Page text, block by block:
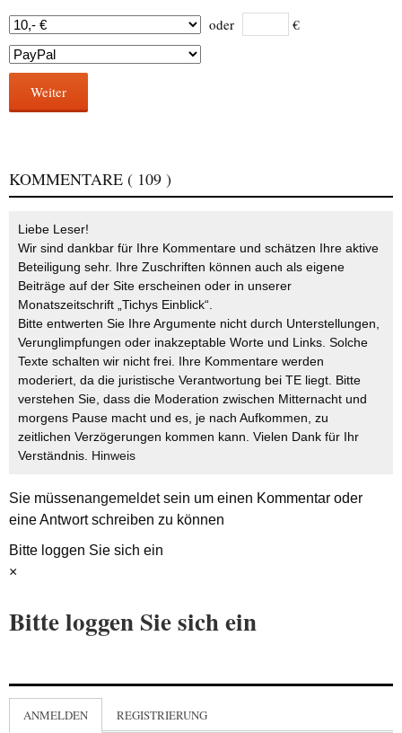
oder €
Weiter
KOMMENTARE ( 109 )
Liebe Leser!
Wir sind dankbar für Ihre Kommentare und schätzen Ihre aktive
Beteiligung sehr. Ihre Zuschriften können auch als eigene
Beiträge auf der Site erscheinen oder in unserer
Monatszeitschrift „Tichys Einblick“.
Bitte entwerten Sie Ihre Argumente nicht durch Unterstellungen,
Verunglimpfungen oder inakzeptable Worte und Links. Solche
Texte schalten wir nicht frei. Ihre Kommentare werden
moderiert, da die juristische Verantwortung bei TE liegt. Bitte
verstehen Sie, dass die Moderation zwischen Mitternacht und
morgens Pause macht und es, je nach Aufkommen, zu
zeitlichen Verzögerungen kommen kann. Vielen Dank für Ihr
Verständnis. Hinweis
Sie müssenangemeldetsein um einen Kommentar oder
eine Antwort schreiben zu können
Bitte loggen Sie sich ein
×
Bitte loggen Sie sich ein
ANMELDEN REGISTRIERUNG